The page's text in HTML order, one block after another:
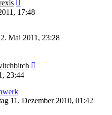
17:48
Mai 2011, 23:28
23:44
11. Dezember 2010, 01:42